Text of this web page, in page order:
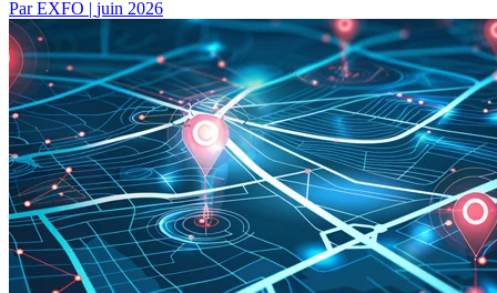
Par EXFO | juin 2026